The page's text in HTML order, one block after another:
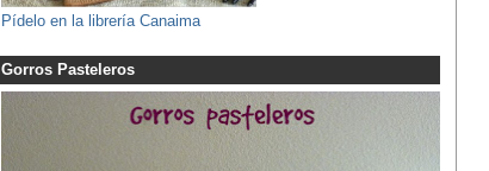
Pídelo en la librería Canaima
Gorros Pasteleros